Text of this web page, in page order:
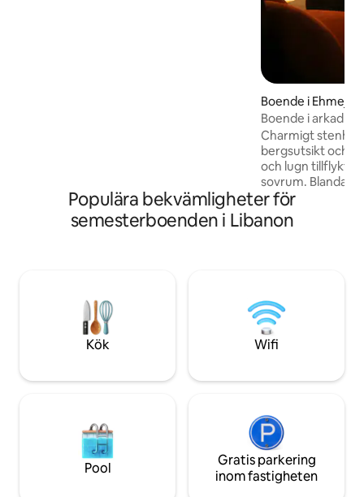
Boende i Ehmej
Boende i arkad
Charmigt
bergsutsikt och uteplats
och lugn
sovrum. Blanda
moderna
en rymlig
med utsikt över
från Laklouk, är
tillflyktsorten för
utforskning.
Populära bekvämligheter för
semesterboenden i Libanon
Kök Wifi
Pool
Gratis parkering
inom fastigheten